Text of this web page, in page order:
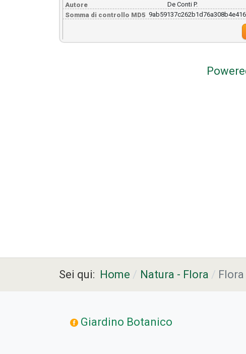
Autore
De Conti P.
Somma di controllo MD5
Sei qui: Home Natura - Flora
Giardino Botanico